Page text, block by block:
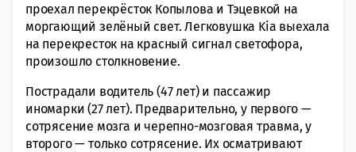
проехал перекрёсток Копылова и Тэцевкой на
моргающий зелёный свет. Легковушка Kia выехала
на перекресток на красный сигнал светофора,
произошло столкновение.
Пострадали водитель (47 лет) и пассажир
иномарки (27 лет). Предварительно, у первого —
сотрясение мозга и черепно-мозговая травма, у
второго — только сотрясение. Их осматривают